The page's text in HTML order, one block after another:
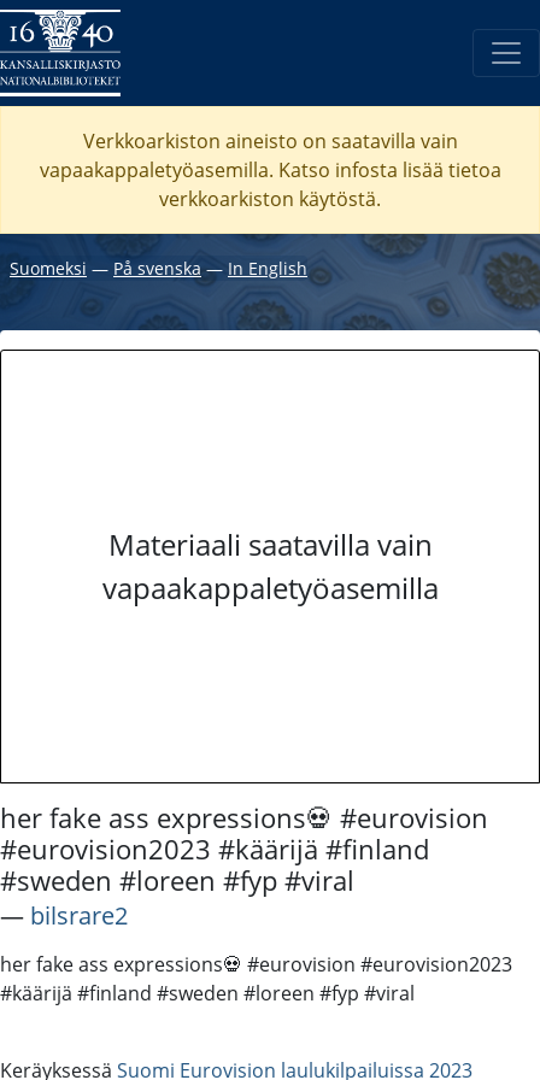
Verkkoarkiston aineisto on saatavilla vain
vapaakappaletyöasemilla. Katso infosta lisää tietoa
verkkoarkiston käytöstä.
Suomeksi ― På svenska― In English
Materiaali saatavilla vain
vapaakappaletyöasemilla
her fake ass expressions💀 #eurovision
#eurovision2023 #käärijä #finland
#sweden #loreen #fyp #viral
― bilsrare2
her fake ass expressions💀 #eurovision #eurovision2023
#käärijä #finland #sweden #loreen #fyp #viral
Keräyksessä Suomi Eurovision laulukilpailuissa 2023